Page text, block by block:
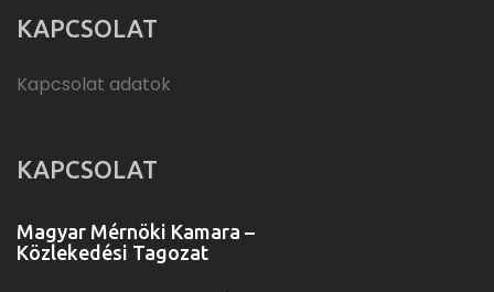
KAPCSOLAT
Kapcsolat adatok
KAPCSOLAT
Magyar Mérnöki Kamara –
Közlekedési Tagozat